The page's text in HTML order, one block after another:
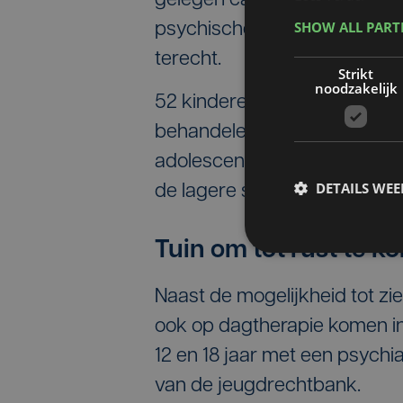
psychische kwetsbaarheid,
terecht.
52 kinderen en jongeren
behandeleenheden: een
adolescenten (K-jotter),
de lagere schoolleeftijd (K-
Tuin om tot rust te
Naast de mogelijkheid tot
ook op dagtherapie komen
12 en 18 jaar met een
van de jeugdrechtbank.
SHOW ALL
Strikt
noodzakelijk
DETAILS